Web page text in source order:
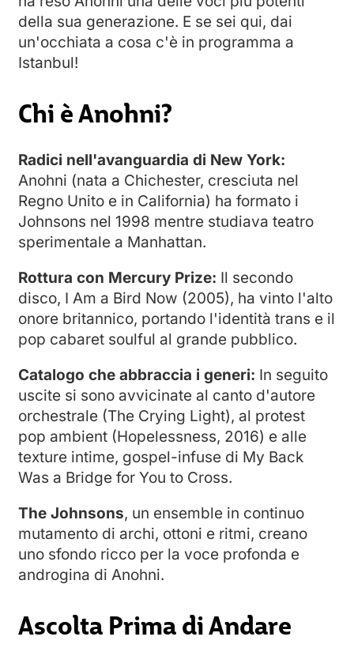
della sua generazione. E se sei qui, dai
un'occhiata a cosa c'è in programma a
Istanbul!
Chi è Anohni?
Radici nell'avanguardia di New York:
Anohni (nata a Chichester, cresciuta nel
Regno Unito e in California) ha formato i
Johnsons nel 1998 mentre studiava teatro
sperimentale a Manhattan.
Rottura con Mercury Prize: Il secondo
disco, I Am a Bird Now (2005), ha vinto l'alto
onore britannico, portando l'identità trans e il
pop cabaret soulful al grande pubblico.
Catalogo che abbraccia i generi: In seguito
uscite si sono avvicinate al canto d'autore
orchestrale (The Crying Light), al protest
pop ambient (Hopelessness, 2016) e alle
texture intime, gospel-infuse di My Back
Was a Bridge for You to Cross.
The Johnsons, un ensemble in continuo
mutamento di archi, ottoni e ritmi, creano
uno sfondo ricco per la voce profonda e
androgina di Anohni.
Ascolta Prima di Andare